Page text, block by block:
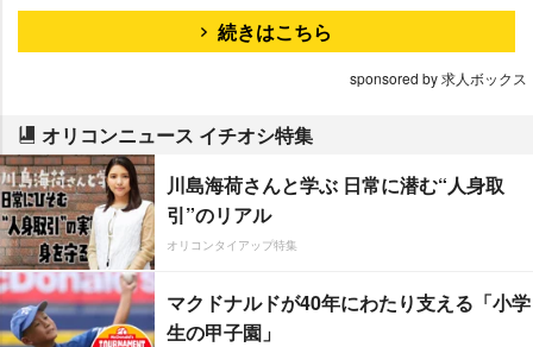
続きはこちら
sponsored by 求人ボックス
オリコンニュース イチオシ特集
川島海荷さんと学ぶ 日常に潜む“人身取
引”のリアル
オリコンタイアップ特集
マクドナルドが40年にわたり支える「小学
生の甲子園」